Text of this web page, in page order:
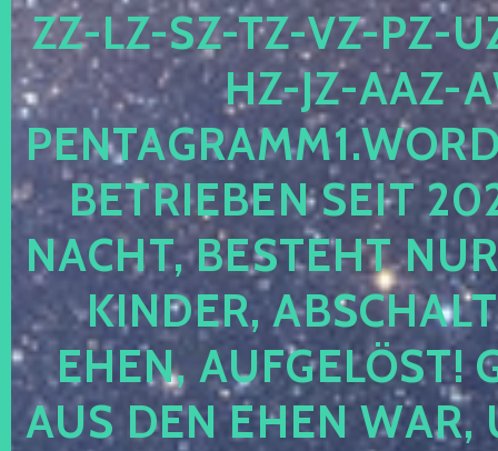
-LZ-SZ-TZ-VZ-PZ-UZ-
-JZ-AAZ-
TRIEBEN SEIT 2024
CHT, BESTEHT NUR
NDER,
EN, AUFGELÖST!
S DEN EHEN WAR,